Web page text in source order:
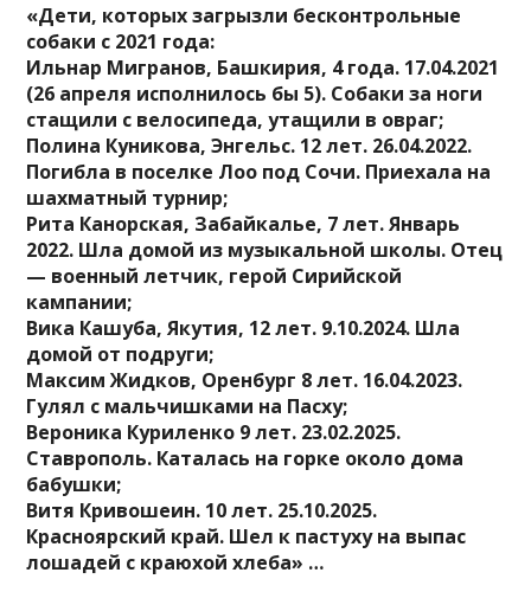
«Дети, которых загрызли бесконтрольные
собаки с 2021 года:
Ильнар Мигранов, Башкирия, 4 года. 17.04.2021
(26 апреля исполнилось бы 5). Собаки за ноги
стащили с велосипеда, утащили в овраг;
Полина Куникова, Энгельс. 12 лет. 26.04.2022.
Погибла в поселке Лоо под Сочи. Приехала на
шахматный турнир;
Рита Канорская, Забайкалье, 7 лет. Январь
2022. Шла домой из музыкальной школы. Отец
— военный летчик, герой Сирийской
кампании;
Вика Кашуба, Якутия, 12 лет. 9.10.2024. Шла
домой от подруги;
Максим Жидков, Оренбург 8 лет. 16.04.2023.
Гулял с мальчишками на Пасху;
Вероника Куриленко 9 лет. 23.02.2025.
Ставрополь. Каталась на горке около дома
бабушки;
Витя Кривошеин. 10 лет. 25.10.2025.
Красноярский край. Шел к пастуху на выпас
лошадей с краюхой хлеба» …